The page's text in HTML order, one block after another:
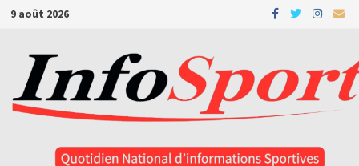
Passer
contenu
9 août 2026